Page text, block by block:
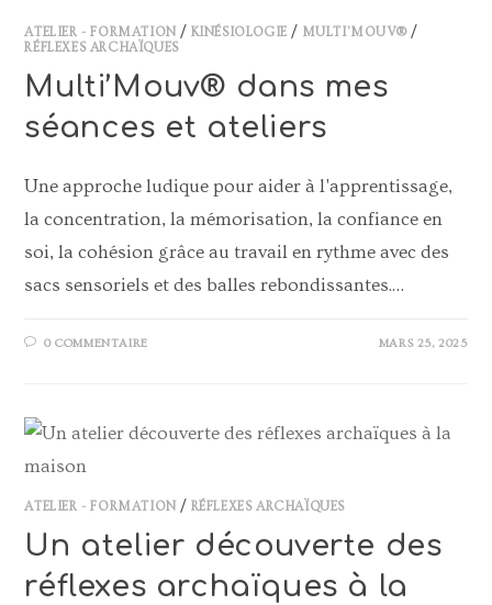
ATELIER - FORMATION / KINÉSIOLOGIE / MULTI'MOUV®/
RÉFLEXES ARCHAÏQUES
Multi’Mouv® dans mes
séances et ateliers
Une approche ludique pour aider à l'apprentissage,
la concentration, la mémorisation, la confiance en
soi, la cohésion grâce au travail en rythme avec des
sacs sensoriels et des balles rebondissantes.…
0 COMMENTAIRE MARS 25, 2025
ATELIER - FORMATION / RÉFLEXES ARCHAÏQUES
Un atelier découverte des
réflexes archaïques à la